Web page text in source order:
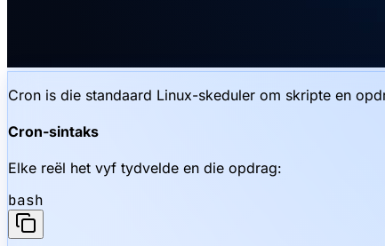
Cron is die standaard Linux-skeduler om skripte en
Cron-sintaks
Elke reël het vyf tydvelde en die opdrag:
bash